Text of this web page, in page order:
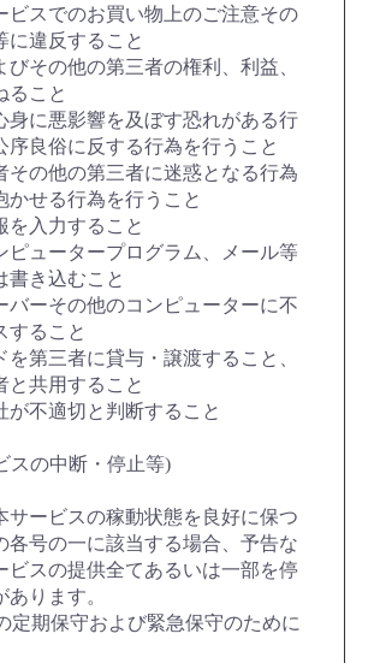
ビスでのお買い物上のご注意その
に違反すること
びその他の第三者の権利、利益、
ること
身に悪影響を及ぼす恐れがある行
序良俗に反する行為を行うこと
その他の第三者に迷惑となる行為
かせる行為を行うこと
を入力すること
ピュータープログラム、メール等
書き込むこと
バーその他のコンピューターに不
すること
を第三者に貸与・譲渡すること、
と共用すること
が不適切と判断すること
スの中断・停止等)
サービスの稼動状態を良好に保つ
各号の一に該当する場合、予告な
ビスの提供全てあるいは一部を停
あります。
定期保守および緊急保守のために